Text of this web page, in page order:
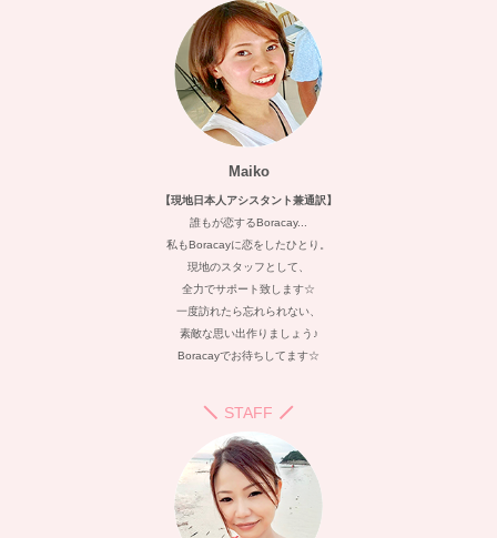
Maiko
【現地日本人アシスタント兼通訳】
誰もが恋するBoracay...
私もBoracayに恋をしたひとり。
現地のスタッフとして、
全力でサポート致します☆
一度訪れたら忘れられない、
素敵な思い出作りましょう♪
Boracayでお待ちしてます☆
STAFF